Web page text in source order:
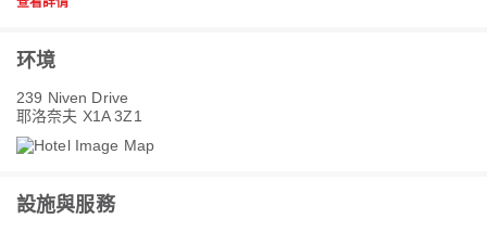
环境
239 Niven Drive
耶洛奈夫 X1A 3Z1
設施與服務